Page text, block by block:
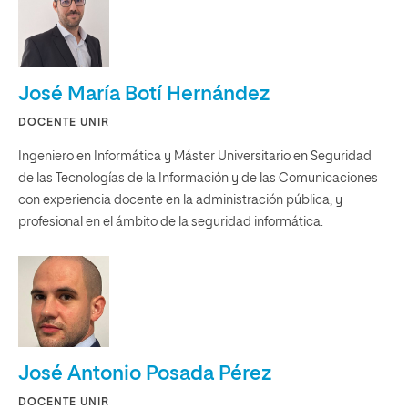
José María Botí Hernández
DOCENTE UNIR
Ingeniero en Informática y Máster Universitario en Seguridad
de las Tecnologías de la Información y de las Comunicaciones
con experiencia docente en la administración pública, y
profesional en el ámbito de la seguridad informática.
José Antonio Posada Pérez
DOCENTE UNIR